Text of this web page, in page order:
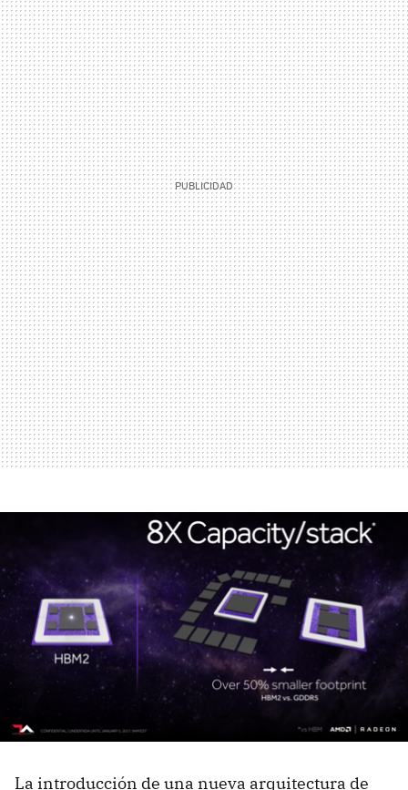
La introducción de una nueva arquitectura de